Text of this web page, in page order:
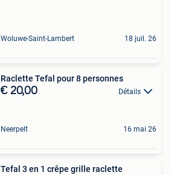
Woluwe-Saint-Lambert 18 juil. 26
Raclette Tefal pour 8 personnes
€ 20,00 Détails
Neerpelt 16 mai 26
Tefal 3 en 1 crêpe grille raclette